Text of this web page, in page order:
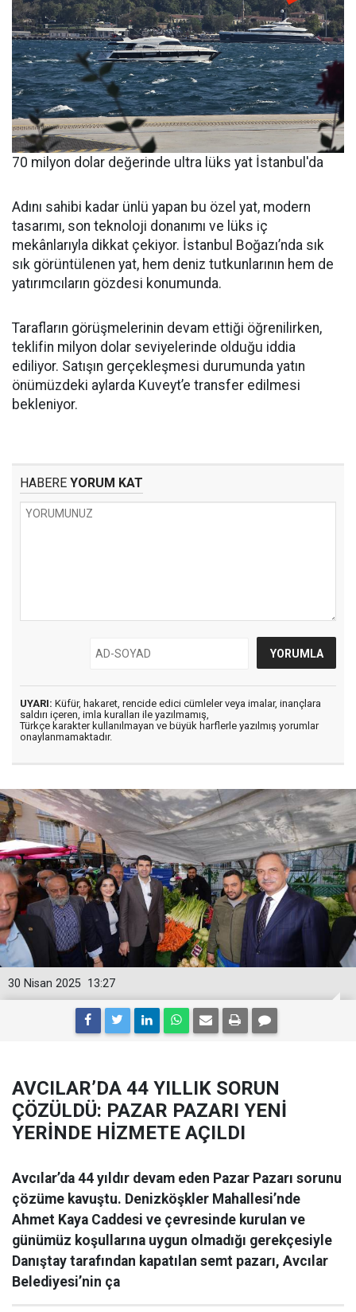
70 milyon dolar değerinde ultra lüks yat İstanbul'da
Adını sahibi kadar ünlü yapan bu özel yat, modern
tasarımı, son teknoloji donanımı ve lüks iç
mekânlarıyla dikkat çekiyor. İstanbul Boğazı’nda sık
sık görüntülenen yat, hem deniz tutkunlarının hem de
yatırımcıların gözdesi konumunda.
Tarafların görüşmelerinin devam ettiği öğrenilirken,
teklifin milyon dolar seviyelerinde olduğu iddia
ediliyor. Satışın gerçekleşmesi durumunda yatın
önümüzdeki aylarda Kuveyt’e transfer edilmesi
bekleniyor.
HABERE YORUM KAT
UYARI: Küfür, hakaret, rencide edici cümleler veya imalar, inançlara
saldırı içeren, imla kuralları ile yazılmamış,
Türkçe karakter kullanılmayan ve büyük harflerle yazılmış yorumlar
onaylanmamaktadır.
13:27
30 Nisan 2025
AVCILAR’DA 44 YILLIK SORUN
ÇÖZÜLDÜ: PAZAR PAZARI YENİ
YERİNDE HİZMETE AÇILDI
Avcılar’da 44 yıldır devam eden Pazar Pazarı sorunu
çözüme kavuştu. Denizköşkler Mahallesi’nde
Ahmet Kaya Caddesi ve çevresinde kurulan ve
günümüz koşullarına uygun olmadığı gerekçesiyle
Danıştay tarafından kapatılan semt pazarı, Avcılar
Belediyesi’nin ça